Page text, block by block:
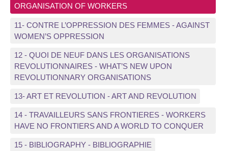
ORGANISATION OF WORKERS
11- CONTRE L’OPPRESSION DES FEMMES - AGAINST
WOMEN’S OPPRESSION
12 - QUOI DE NEUF DANS LES ORGANISATIONS
REVOLUTIONNAIRES - WHAT’S NEW UPON
REVOLUTIONNARY ORGANISATIONS
13- ART ET REVOLUTION - ART AND REVOLUTION
14 - TRAVAILLEURS SANS FRONTIERES - WORKERS
HAVE NO FRONTIERS AND A WORLD TO CONQUER
15 - BIBLIOGRAPHY - BIBLIOGRAPHIE